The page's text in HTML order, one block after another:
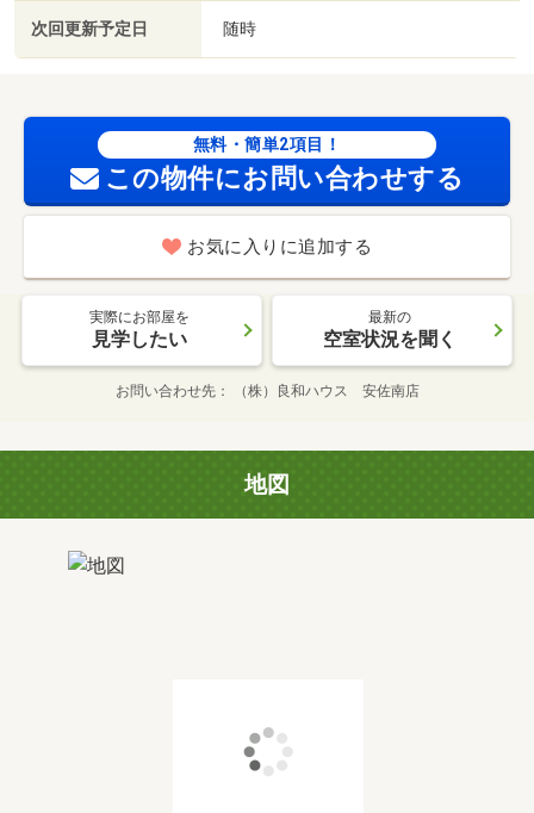
次回更新予定日 随時
無料・簡単2項目！
この物件にお問い合わせする
お気に入りに追加する
実際にお部屋を
見学したい
最新の
空室状況を聞く
お問い合わせ先 （株）良和ハウス 安佐南店
地図